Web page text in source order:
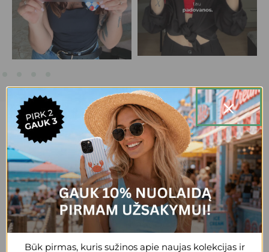
20,000+ patenkintų klientų.
Reda
Gražus, patogus, tvirtas dėklas, esu
patenkinta
+3
Būk pirmas, kuris sužinos apie naujas kolekcijas ir